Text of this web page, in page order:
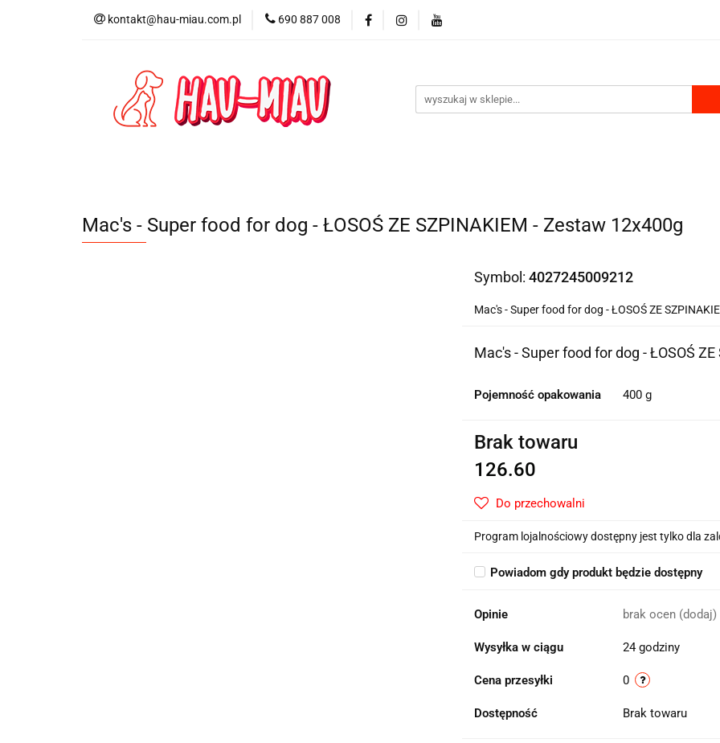
kontakt@hau-miau.com.pl 690 887 008
PRODUCENCI / MARKI DLA PSA
PRODUKTY DO DOMU PRODUKTY Z KONOPII SKLEP ROKU
Mac's - Super food for dog - ŁOSOŚ ZE SZPINAKIEM - Zestaw 12x400g
Symbol: 4027245009212
Mac's - Super food for dog - ŁOSOŚ ZE
Mac's - Super food for dog - ŁOSOŚ
Pojemność opakowania 400 g
Brak towaru
126.60
Do przechowalni
Program lojalnościowy dostępny jest tylko dla
Powiadom gdy produkt będzie dostępny
Opinie brak ocen (dodaj)
Wysyłka w ciągu 24 godziny
Cena przesyłki 0
Dostępność Brak towaru